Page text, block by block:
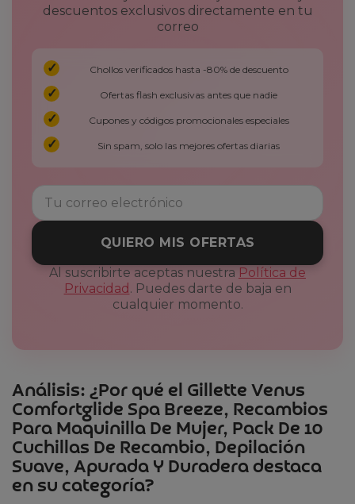
descuentos exclusivos directamente en tu
correo
Chollos verificados hasta -80% de descuento
Ofertas flash exclusivas antes que nadie
Cupones y códigos promocionales especiales
Sin spam, solo las mejores ofertas diarias
QUIERO MIS OFERTAS
Al suscribirte aceptas nuestra Política de
Privacidad . Puedes darte de baja en
cualquier momento.
Análisis: ¿Por qué el Gillette Venus
Comfortglide Spa Breeze, Recambios
Para Maquinilla De Mujer, Pack De 10
Cuchillas De Recambio, Depilación
Suave, Apurada Y Duradera destaca
en su categoría?